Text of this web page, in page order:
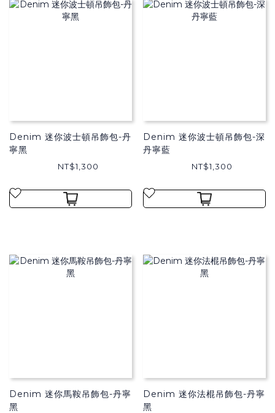
Denim 迷你波士頓吊飾包-丹
寧黑
NT$1,300
Denim 迷你波士頓吊飾包-深
丹寧藍
NT$1,300
Denim 迷你馬鞍吊飾包-丹寧
黑
Denim 迷你法棍吊飾包-丹寧
黑